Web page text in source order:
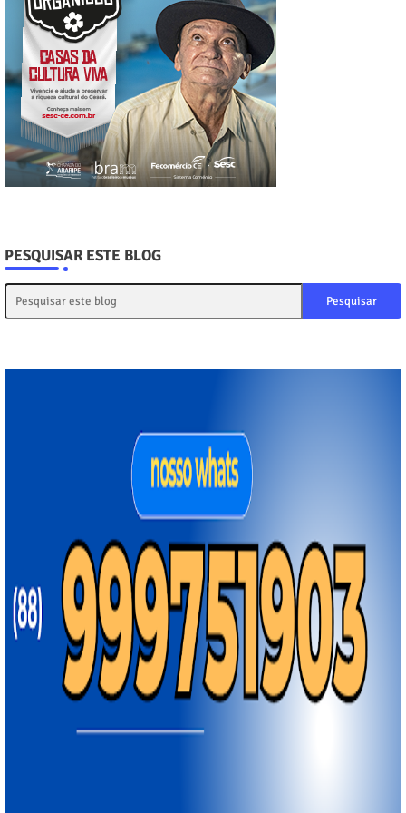
PESQUISAR ESTE BLOG